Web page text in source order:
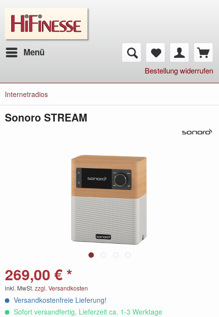
Menü
Bestellung widerrufen
Internetradios
Sonoro STREAM
269,00 € *
inkl. MwSt. zzgl. Versandkosten
Versandkostenfreie Lieferung!
Sofort versandfertig, Lieferzeit ca. 1-3 Werktage